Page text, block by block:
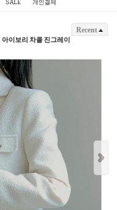
SALE 개인결제
Recent
이보리 차콜 진그레이